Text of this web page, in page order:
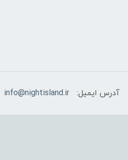
آدرس ایمیل: info@nightisland.ir